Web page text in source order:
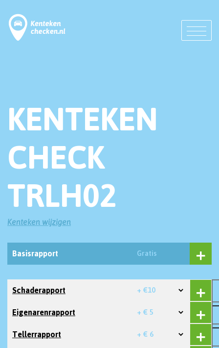
KENTEKEN
CHECK
TRLH02
Kenteken wijzigen
Basisrapport Gratis
Schaderapport + €10
Eigenarenrapport + € 5
Tellerrapport + € 6